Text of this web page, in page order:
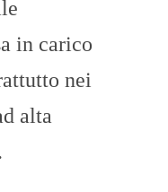
in carico
nei
alta